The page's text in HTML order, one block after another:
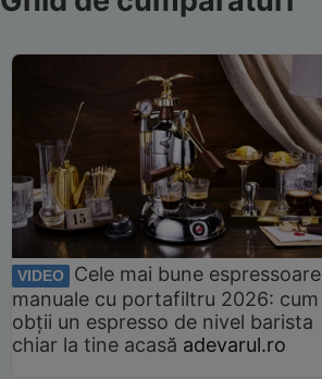
VIDEO
Cele mai bune espressoare
manuale cu portafiltru 2026: cum
obții un espresso de nivel barista
chiar la tine acasă adevarul.ro